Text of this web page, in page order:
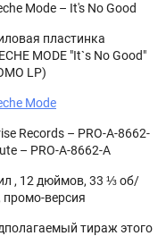
Mode – It's No Good
пластинка
MODE "It`s No Good"
LP)
Mode
Records – PRO-A-8662-
– PRO-A-8662-A
, 12 дюймов, 33 ⅓ об/
промо-версия
тираж этого